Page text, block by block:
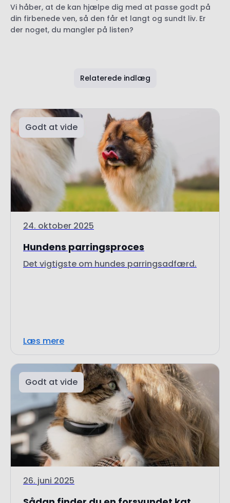
24. oktober 2025
Hundens parringsproces
Det vigtigste om hundes parringsadfærd.
Godt at vide
26. juni 2025
Sådan finder du en forsvundet kat
Alt, hvad du skal vide for at finde din
forsvundne kat.